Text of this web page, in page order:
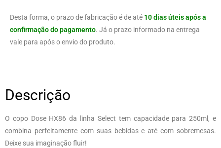
Desta forma, o prazo de fabricação é de até 10 dias úteis após a
confirmação do pagamento. Já o prazo informado na entrega
vale para após o envio do produto.
Descrição
O copo Dose HX86 da linha Select tem capacidade para 250ml, e
combina perfeitamente com suas bebidas e até com sobremesas.
Deixe sua imaginação fluir!